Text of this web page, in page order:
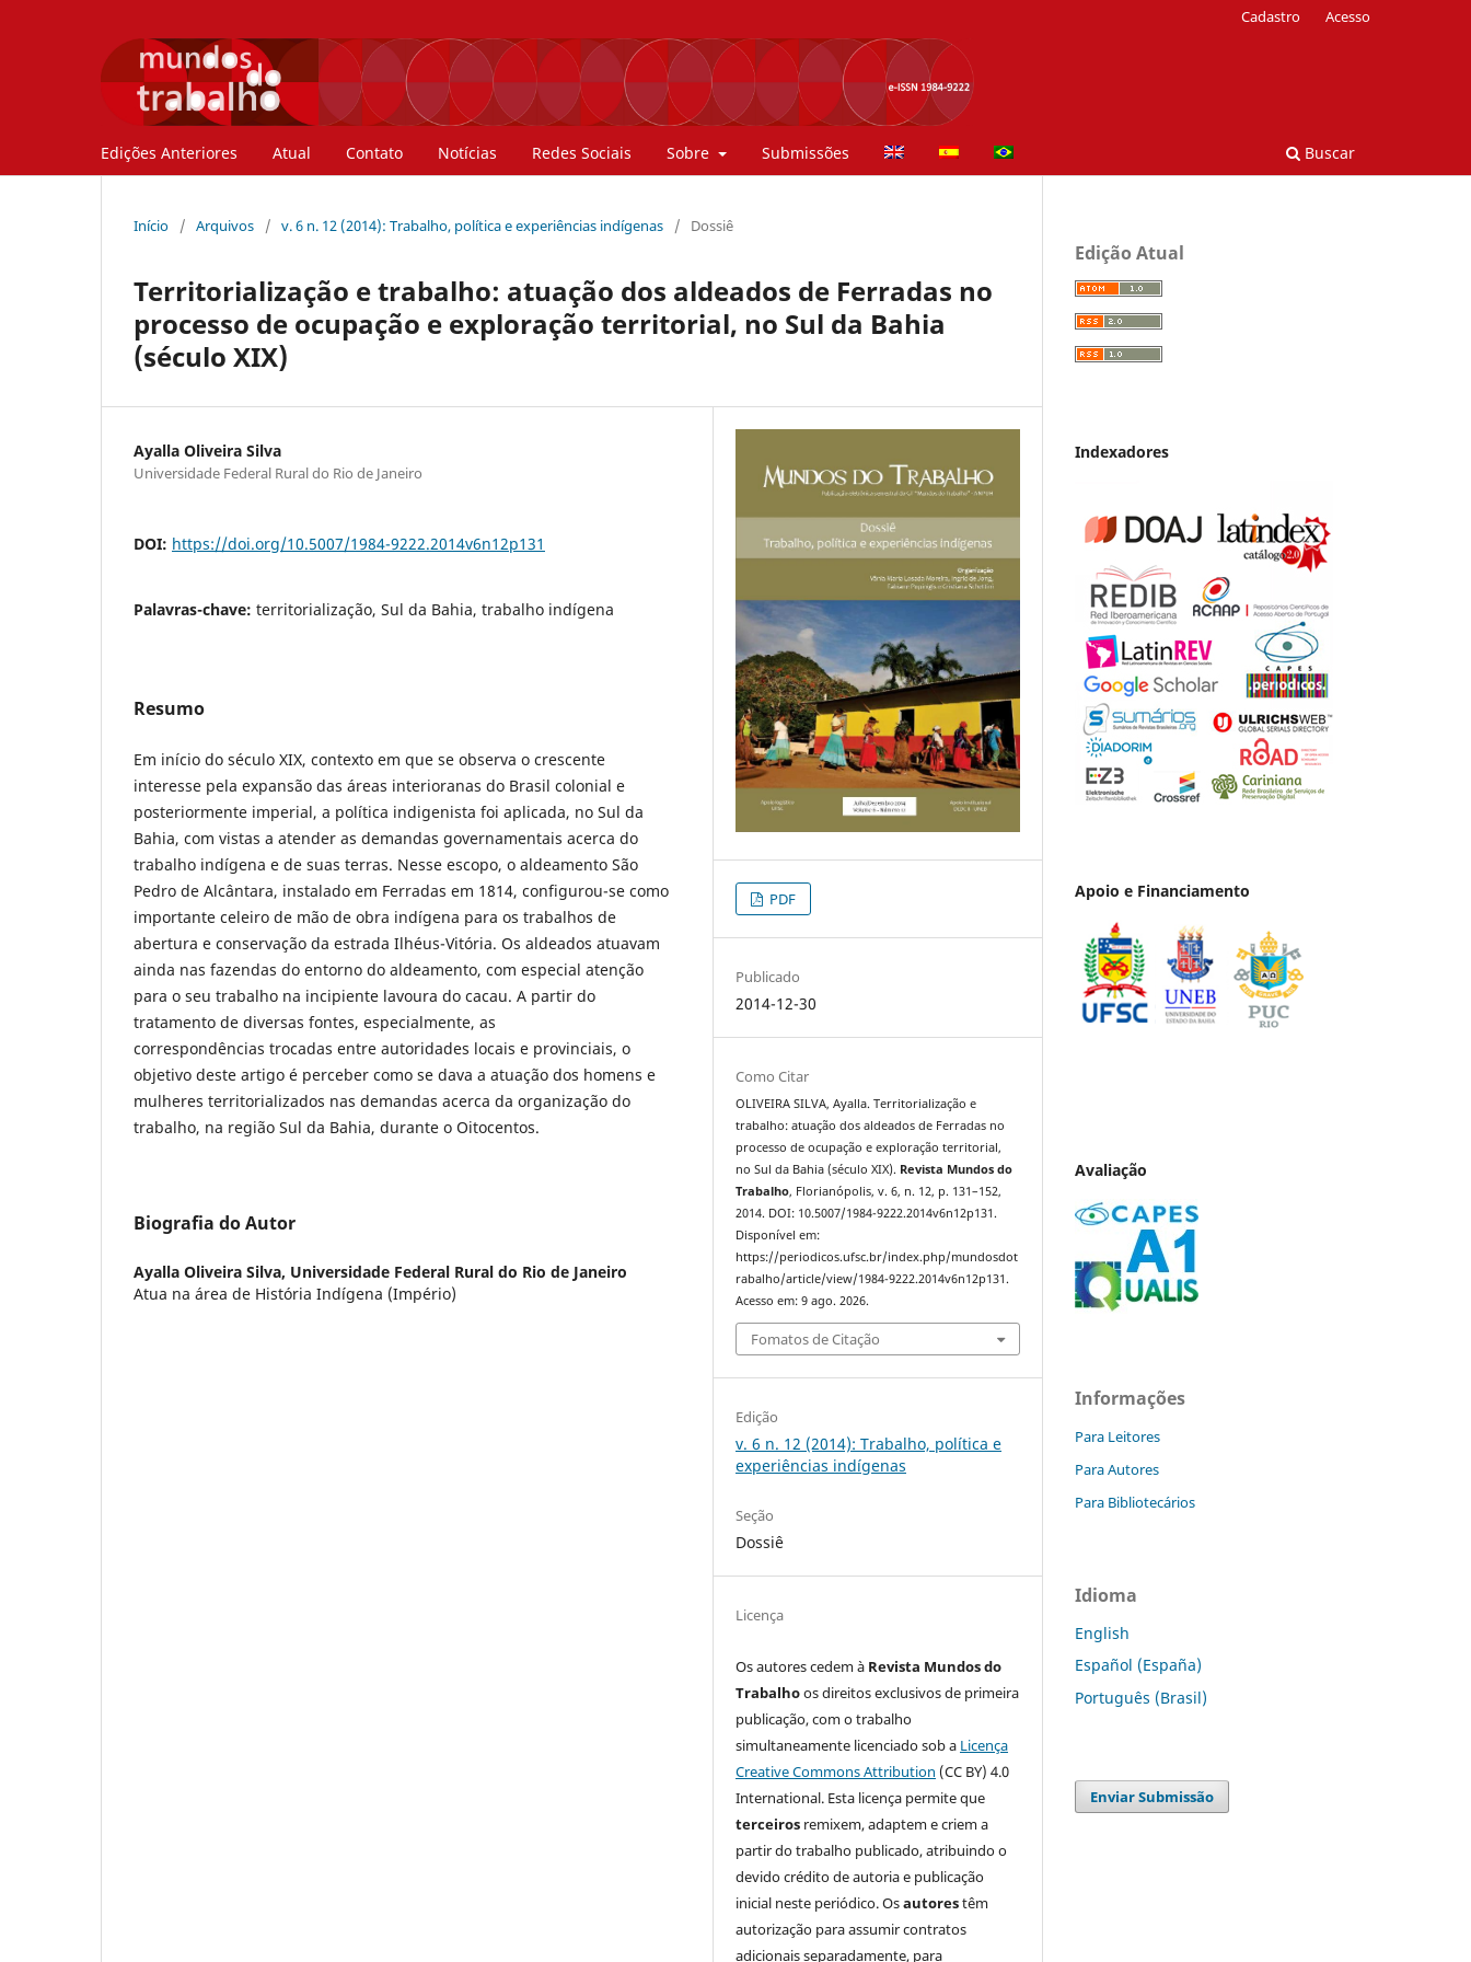
Edições Anteriores Atual Contato Notícias Redes Sociais Sobre Submissões Buscar
Cadastro Acesso
Início / Arquivos / v. 6 n. 12 (2014): Trabalho, política e experiências indígenas / Dossiê
Territorialização e trabalho: atuação dos aldeados de Ferradas no
processo de ocupação e exploração territorial, no Sul da Bahia
(século XIX)
Ayalla Oliveira Silva
Universidade Federal Rural do Rio de Janeiro
DOI: https://doi.org/10.5007/1984-9222.2014v6n12p131
Palavras-chave: territorialização, Sul da Bahia, trabalho indígena
Resumo
Em início do século XIX, contexto em que se observa o crescente
interesse pela expansão das áreas interioranas do Brasil colonial e
posteriormente imperial, a política indigenista foi aplicada, no Sul da
Bahia, com vistas a atender as demandas governamentais acerca do
trabalho indígena e de suas terras. Nesse escopo, o aldeamento São
Pedro de Alcântara, instalado em Ferradas em 1814, configurou-se como
importante celeiro de mão de obra indígena para os trabalhos de
abertura e conservação da estrada Ilhéus-Vitória. Os aldeados atuavam
ainda nas fazendas do entorno do aldeamento, com especial atenção
para o seu trabalho na incipiente lavoura do cacau. A partir do
tratamento de diversas fontes, especialmente, as
correspondências trocadas entre autoridades locais e provinciais, o
objetivo deste artigo é perceber como se dava a atuação dos homens e
mulheres territorializados nas demandas acerca da organização do
trabalho, na região Sul da Bahia, durante o Oitocentos.
Biografia do Autor
Ayalla Oliveira Silva, Universidade Federal Rural do Rio de Janeiro
Atua na área de História Indígena (Império)
PDF
Publicado
2014-12-30
Como Citar
OLIVEIRA SILVA, Ayalla. Territorialização e
trabalho: atuação dos aldeados de Ferradas no
processo de ocupação e exploração territorial,
no Sul da Bahia (século XIX). Revista Mundos do
Trabalho, Florianópolis, v. 6, n. 12, p. 131–152,
2014. DOI: 10.5007/1984-9222.2014v6n12p131.
Disponível em:
https://periodicos.ufsc.br/index.php/mundosdot
rabalho/article/view/1984-9222.2014v6n12p131.
Acesso em: 9 ago. 2026.
Fomatos de Citação
Edição
v. 6 n. 12 (2014): Trabalho, política e
experiências indígenas
Seção
Dossiê
Licença
Os autores cedem à Revista Mundos do
Trabalhoos direitos exclusivos de primeira
publicação, com o trabalho
simultaneamente licenciado sob a Licença
Creative Commons Attribution (CC BY) 4.0
International. Esta licença permite que
terceiros remixem, adaptem e criem a
partir do trabalho publicado, atribuindo o
devido crédito de autoria e publicação
inicial neste periódico. Osautorestêm
autorização para assumir contratos
adicionais separadamente, para
Edição Atual
Indexadores
Apoio e Financiamento
Avaliação
Informações
Para Leitores
Para Autores
Para Bibliotecários
Idioma
English
Español (España)
Português (Brasil)
Enviar Submissão